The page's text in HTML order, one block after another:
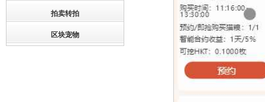
拍卖转拍
区块宠物